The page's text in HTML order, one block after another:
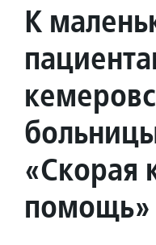
К
«Скорая
помощь»